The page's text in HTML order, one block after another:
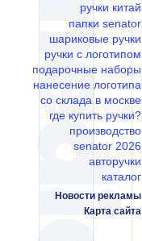
ручки китай
папки senator
шариковые ручки
ручки с логотипом
подарочные наборы
нанесение логотипа
со склада в москве
где купить ручки?
производство
senator 2026
авторучки
каталог
Новости рекламы
Карта сайта